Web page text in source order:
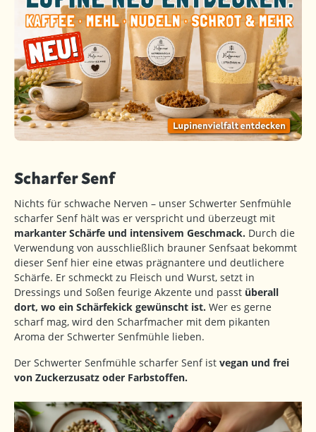
Scharfer Senf
Nichts für schwache Nerven – unser Schwerter Senfmühle
scharfer Senf hält was er verspricht und überzeugt mit
markanter Schärfe und intensivem Geschmack. Durch die
Verwendung von ausschließlich brauner Senfsaat bekommt
dieser Senf hier eine etwas prägnantere und deutlichere
Schärfe. Er schmeckt zu Fleisch und Wurst, setzt in
Dressings und Soßen feurige Akzente und passt überall
dort, wo ein Schärfekick gewünscht ist. Wer es gerne
scharf mag, wird den Scharfmacher mit dem pikanten
Aroma der Schwerter Senfmühle lieben.
Der Schwerter Senfmühle scharfer Senf ist vegan und frei
von Zuckerzusatz oder Farbstoffen.